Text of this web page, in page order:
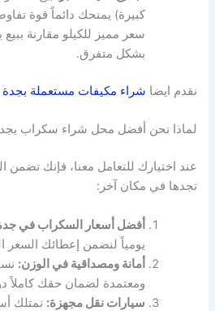
كبيرة) يمنحك دائماً قوة
سعر مميز للكيلو مقارنة
بشكل متفرق.
نقدم ايضا شراء مكيفات مستعملة بجدة
لماذا نحن أفضل محل شراء سكراب
عند اختيارك للتعامل معنا، فإنك
تجدها في مكان آخر:
أفضل أسعار السكراب في
يومياً لنضمن إعطائك السعر
أمانة ومصداقية في الوزن:
ومعتمدة لضمان حقك كاملاً
سيارات نقل مجهزة: نمتلك